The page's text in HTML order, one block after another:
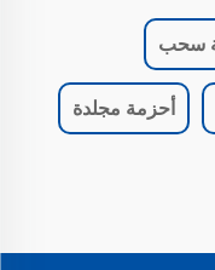
سحب
أحزمة مجلدة